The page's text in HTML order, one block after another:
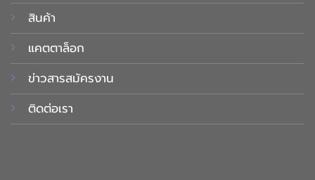
สินค้า
แคตตาล็อก
ข่าวสารสมัครงาน
ติดต่อเรา